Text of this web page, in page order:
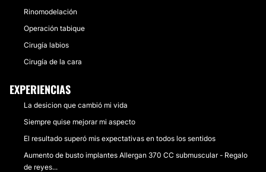
Rinomodelación
Operación tabique
Cirugía labios
Cirugía de la cara
EXPERIENCIAS
La desicion que cambió mi vida
Siempre quise mejorar mi aspecto
El resultado superó mis expectativas en todos los sentidos
Aumento de busto implantes Allergan 370 CC submuscular - Regalo
de reyes...